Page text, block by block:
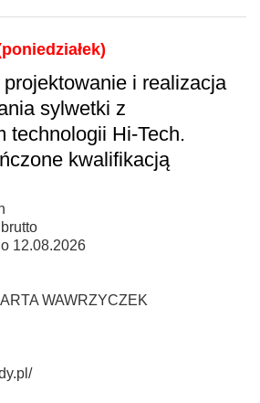
i realizacja
sylwetki z
technologii Hi-Tech.
kwalifikacją
12.08.2026
WAWRZYCZEK